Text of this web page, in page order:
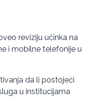
reviziju učinka na
i mobilne telefonije u
da li postojeći
u institucijama